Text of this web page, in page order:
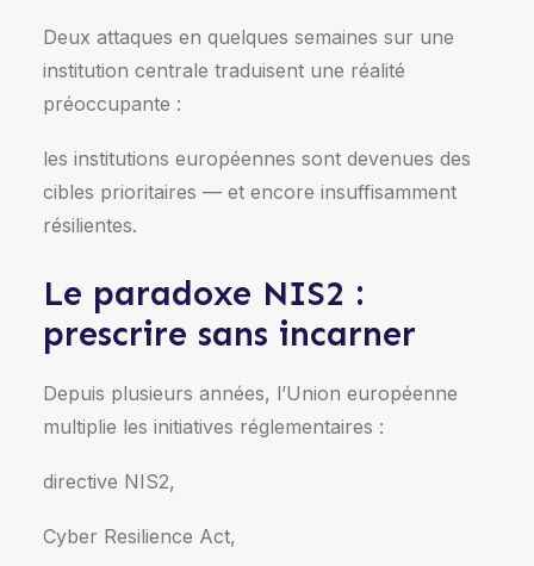
Deux attaques en quelques semaines sur une
institution centrale traduisent une réalité
préoccupante :
les institutions européennes sont devenues des
cibles prioritaires — et encore insuffisamment
résilientes.
Le paradoxe NIS2 :
prescrire sans incarner
Depuis plusieurs années, l’Union européenne
multiplie les initiatives réglementaires :
directive NIS2,
Cyber Resilience Act,